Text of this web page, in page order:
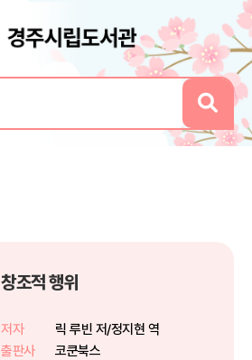
창조적 행위
저자
릭 루빈 저/정지현 역
출판사
코쿤북스